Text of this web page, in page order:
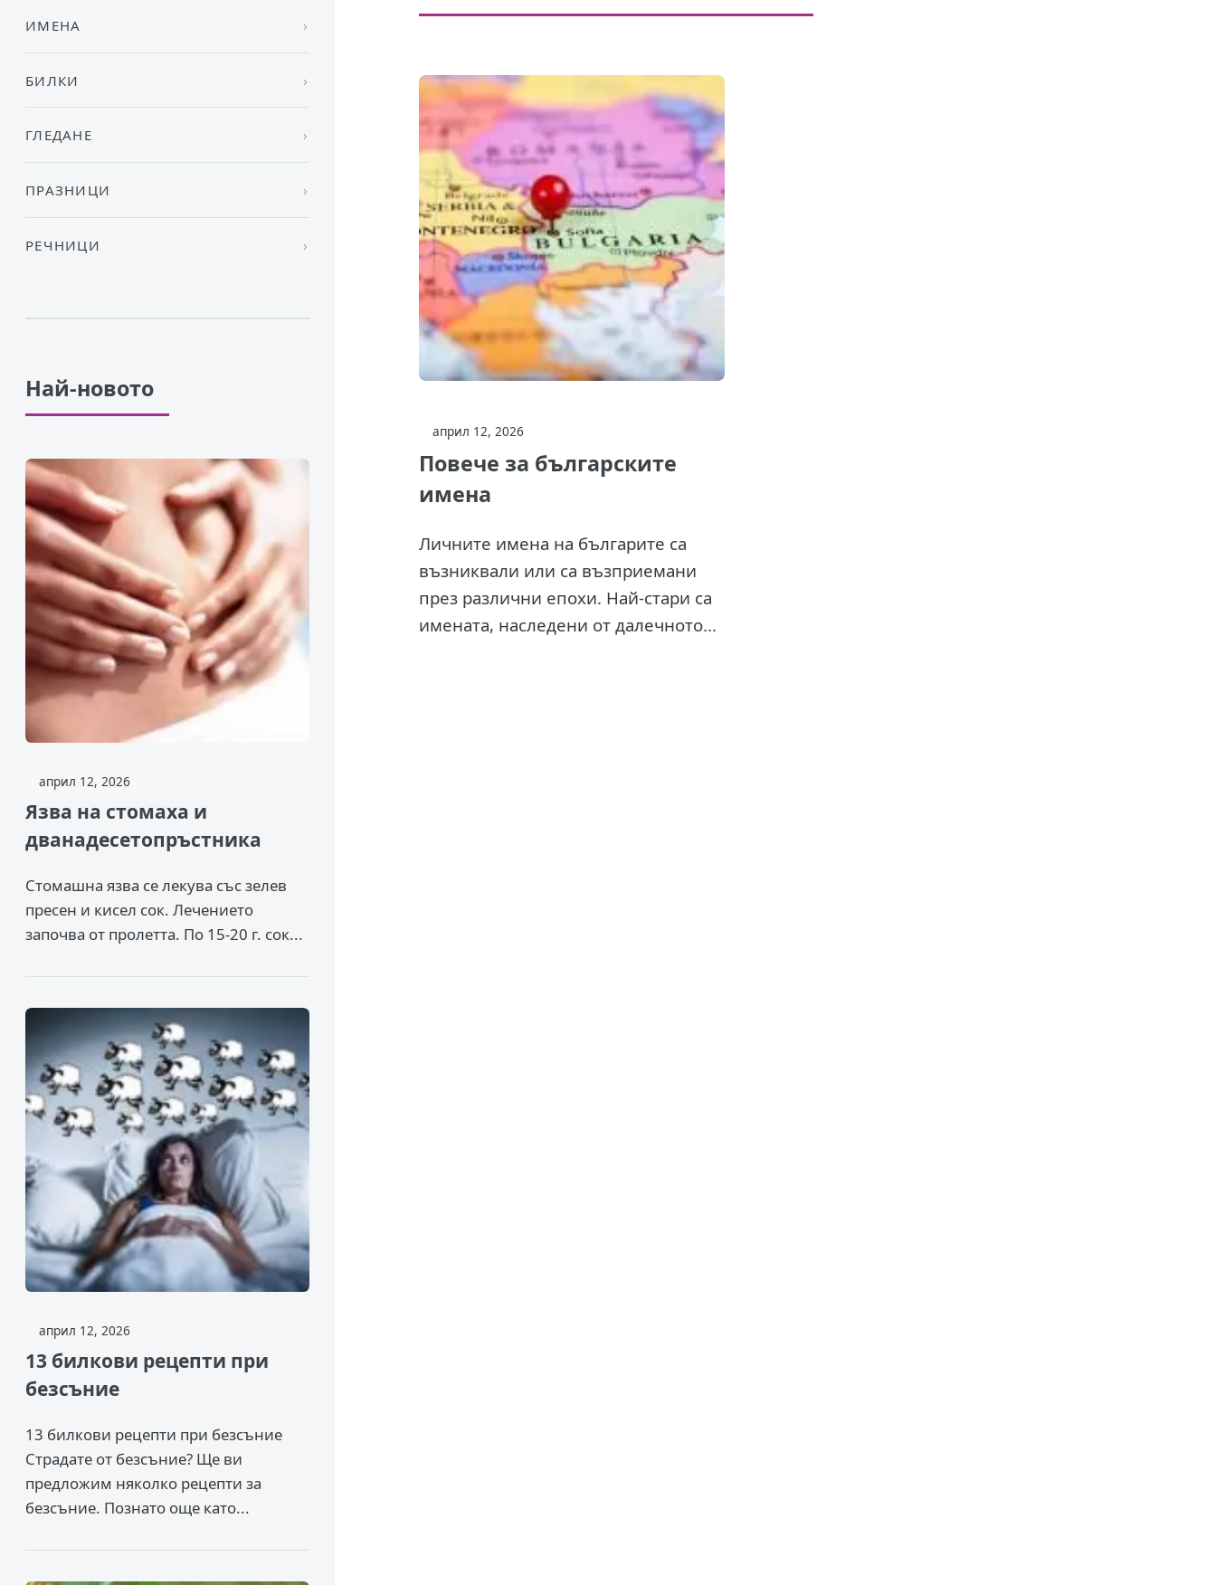
април 12, 2026
Повече за българските
имена
Личните имена на българите са
възниквали или са възприемани
през различни епохи. Най-стари са
имената, наследени от далечното...
ИМЕНА
БИЛКИ
ГЛЕДАНЕ
ПРАЗНИЦИ
РЕЧНИЦИ
Най-новото
април 12, 2026
Язва на стомаха и
дванадесетопръстника
Стомашна язва се лекува със зелев
пресен и кисел сок. Лечението
започва от пролетта. По 15-20 г. сок...
април 12, 2026
13 билкови рецепти при
безсъние
13 билкови рецепти при безсъние
Страдате от безсъние? Ще ви
предложим няколко рецепти за
безсъние. Познато още като...